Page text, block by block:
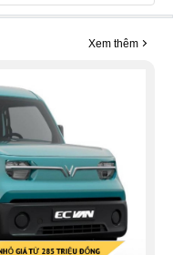
Xem thêm